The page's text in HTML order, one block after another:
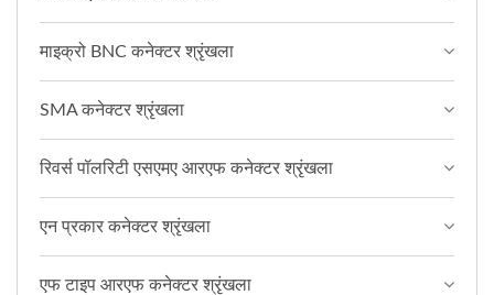
माइक्रो BNC कनेक्टर श्रृंखला
SMA कनेक्टर श्रृंखला
रिवर्स पॉलरिटी एसएमए आरएफ कनेक्टर श्रृंखला
एन प्रकार कनेक्टर श्रृंखला
एफ टाइप आरएफ कनेक्टर श्रृंखला